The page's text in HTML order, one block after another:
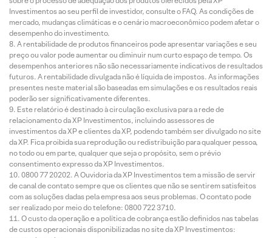
Investimentos ao seu perfil de investidor, consulte o FAQ. As condições de
mercado, mudanças climáticas e o cenário macroeconômico podem afetar o
desempenho do investimento.
A rentabilidade de produtos financeiros pode apresentar variações e seu
preço ou valor pode aumentar ou diminuir num curto espaço de tempo. Os
desempenhos anteriores não são necessariamente indicativos de resultados
futuros. A rentabilidade divulgada não é líquida de impostos. As informações
presentes neste material são baseadas em simulações e os resultados reais
poderão ser significativamente diferentes.
Este relatório é destinado à circulação exclusiva para a rede de
relacionamento da XP Investimentos, incluindo assessores de
investimentos da XP e clientes da XP, podendo também ser divulgado no site
da XP. Fica proibida sua reprodução ou redistribuição para qualquer pessoa,
no todo ou em parte, qualquer que seja o propósito, sem o prévio
consentimento expresso da XP Investimentos.
0800 77 20202. A Ouvidoria da XP Investimentos tem a missão de servir
de canal de contato sempre que os clientes que não se sentirem satisfeitos
com as soluções dadas pela empresa aos seus problemas. O contato pode
ser realizado por meio do telefone: 0800 722 3710.
O custo da operação e a política de cobrança estão definidos nas tabelas
de custos operacionais disponibilizadas no site da XP Investimentos: